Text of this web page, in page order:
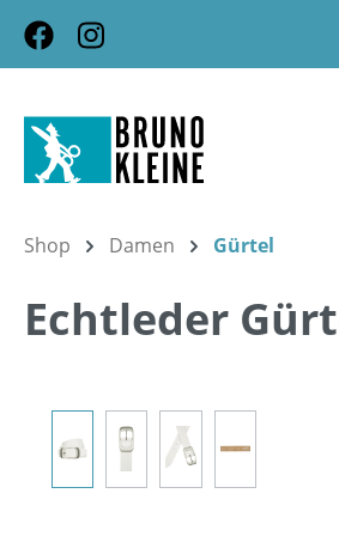
Hauptinhalt springen
Zur Suche springen
Zur Hauptnavigation springen
Shop Damen Gürtel
Echtleder
Bildergalerie überspringen